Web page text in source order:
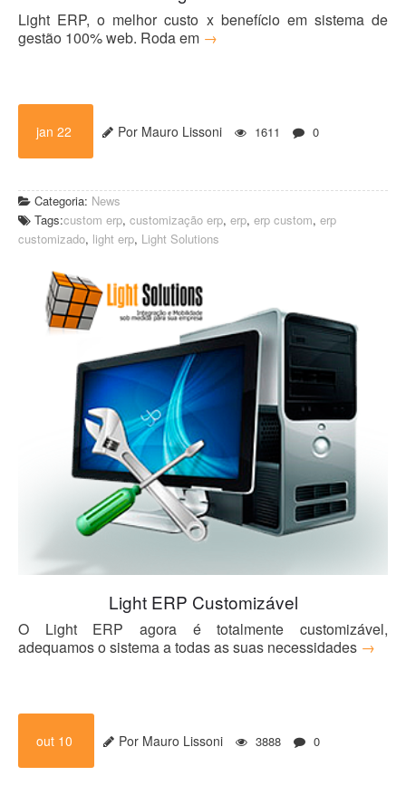
Light ERP, o melhor custo x benefício em sistema de
gestão 100% web. Roda em →
jan 22 Por Mauro Lissoni 1611 0
Categoria: News
Tags:custom erp, customização erp, erp, erp custom, erp
customizado, light erp, Light Solutions
Light ERP Customizável
O Light ERP agora é totalmente customizável,
adequamos o sistema a todas as suas necessidades →
out 10 Por Mauro Lissoni 3888 0